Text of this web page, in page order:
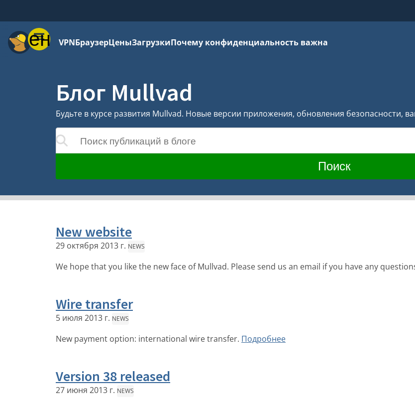
МенюVPNБраузерЦеныЗагрузкиПочему конфиденциальность важна
Блог Mullvad
Будьте в курсе развития Mullvad. Новые версии приложения, обновления безопасности,
Поиск публикаций в блоге
обновляться по мере ввода
Поиск
New website
29 октября 2013 г. NEWS
We hope that you like the new face of Mullvad. Please send us an email if you have any
Wire transfer
5 июля 2013 г. NEWS
New payment option: international wire transfer. Подробнее
Version 38 released
27 июня 2013 г. NEWS